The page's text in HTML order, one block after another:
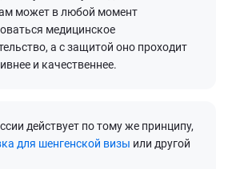
может в любой момент
медицинское
а с защитой оно проходит
и качественнее.
действует по тому же принципу,
для шенгенской визы или другой